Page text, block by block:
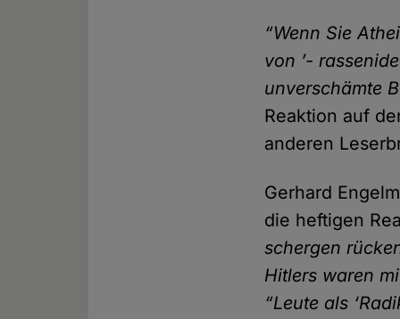
“Wenn Sie
von ’-
unver­schämte
Reaktion auf
anderen
Gerhard
die heftigen
schergen
Hitlers waren
“Leute als